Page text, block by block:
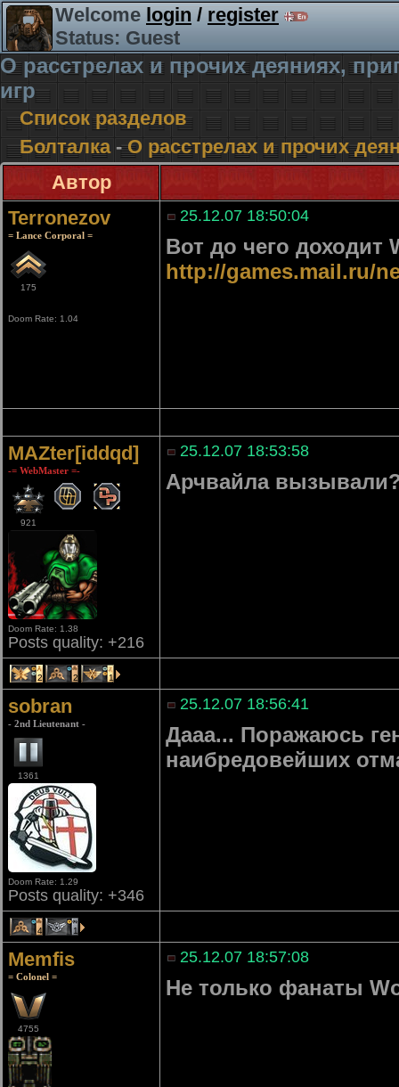
Welcome login/register
Status: Guest
О расстрелах и прочих деяниях,
игр
Список разделов
Болталка-О расстрелах и прочих
Автор
Terronezov
= Lance Corporal =
175
Doom Rate: 1.04
25.12.07 18:50:04
Вот до чего доходит
http://games.mail.ru/
MAZter[iddqd]
-= WebMaster =-
921
Doom Rate: 1.38
Posts quality: +216
25.12.07 18:53:58
Арчвайла
2 2 1
sobran
- 2nd Lieutenant -
1361
Doom Rate: 1.29
Posts quality: +346
25.12.07 18:56:41
Дааа... Поражаюсь
наибредовейших
4 1
Memfis
= Colonel =
4755
25.12.07 18:57:08
Не только фанаты